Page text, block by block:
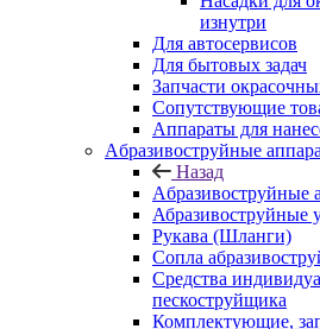
изнутри
Для автосервисов
Для бытовых задач
Запчасти
Сопутствующие
Аппараты для
Aбразивоструйные
Назад
Aбразивоструйные
Абразивоструйные
Рукава (Шланги)
Сопла
Средства
пескоструйщика
Комплектующие,